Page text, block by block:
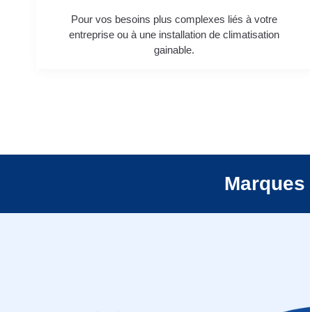
Pour vos besoins plus complexes liés à votre
entreprise ou à une installation de climatisation
gainable.